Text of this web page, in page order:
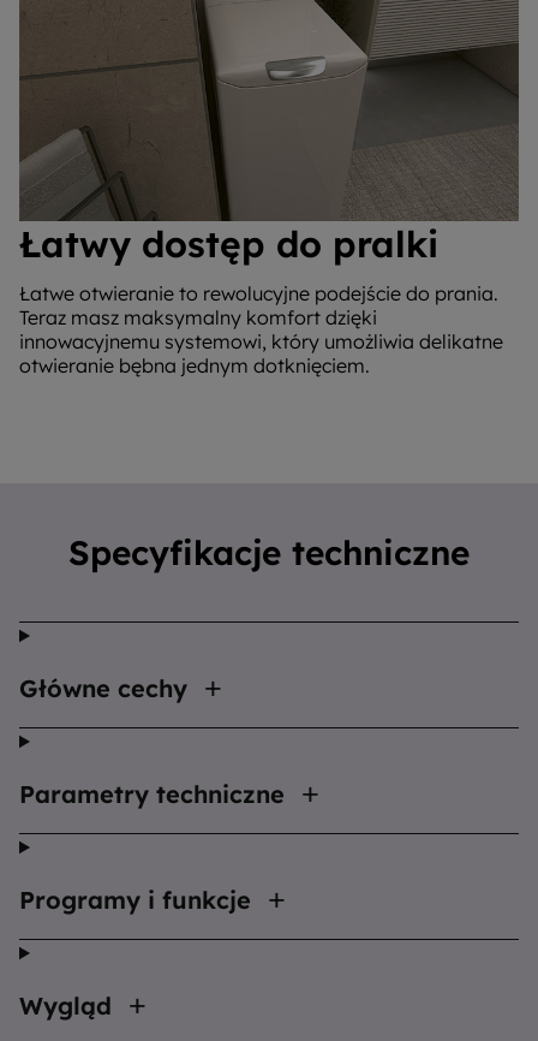
Łatwy dostęp do pralki
Łatwe otwieranie to rewolucyjne podejście do prania.
Teraz masz maksymalny komfort dzięki
innowacyjnemu systemowi, który umożliwia delikatne
otwieranie bębna jednym dotknięciem.
Specyfikacje techniczne
Główne cechy
Parametry techniczne
Programy i funkcje
Wygląd